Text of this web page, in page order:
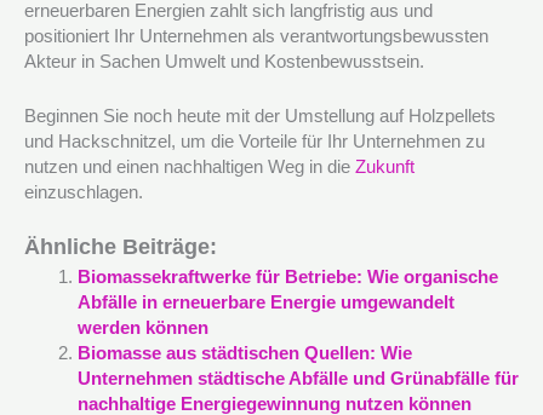
erneuerbaren Energien zahlt sich langfristig aus und
positioniert Ihr Unternehmen als verantwortungsbewussten
Akteur in Sachen Umwelt und Kostenbewusstsein.
Beginnen Sie noch heute mit der Umstellung auf Holzpellets
und Hackschnitzel, um die Vorteile für Ihr Unternehmen zu
nutzen und einen nachhaltigen Weg in die Zukunft
einzuschlagen.
Ähnliche Beiträge:
Biomassekraftwerke für Betriebe: Wie organische
Abfälle in erneuerbare Energie umgewandelt
werden können
Biomasse aus städtischen Quellen: Wie
Unternehmen städtische Abfälle und Grünabfälle für
nachhaltige Energiegewinnung nutzen können